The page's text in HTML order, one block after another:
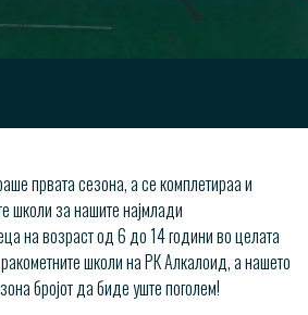
првата сезона, a се комплетираа и
школи за нашите најмлади
на возраст од 6 до 14 години во целата
школи на РК Алкалоид, а нашето
бројот да биде уште поголем!